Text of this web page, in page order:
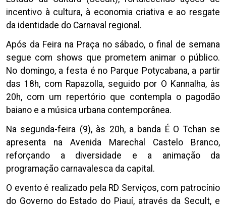
incentivo à cultura, à economia criativa e ao resgate
da identidade do Carnaval regional.
Após da Feira na Praça no sábado, o final de semana
segue com shows que prometem animar o público.
No domingo, a festa é no Parque Potycabana, a partir
das 18h, com Rapazolla, seguido por O Kannalha, às
20h, com um repertório que contempla o pagodão
baiano e a música urbana contemporânea.
Na segunda-feira (9), às 20h, a banda É O Tchan se
apresenta na Avenida Marechal Castelo Branco,
reforçando a diversidade e a animação da
programação carnavalesca da capital.
O evento é realizado pela RD Serviços, com patrocínio
do Governo do Estado do Piauí, através da Secult, e